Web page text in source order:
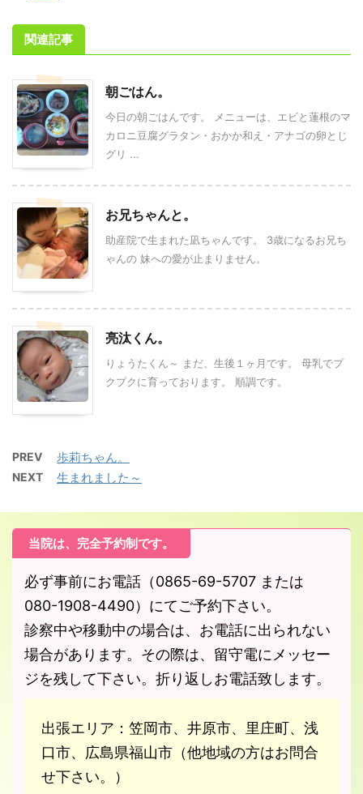
関連記事
朝ごはん。
今日の朝ごはんです。 メニューは、エビと蓮根のマ
カロニ豆腐グラタン・おかか和え・アナゴの卵とじ
グリ ...
お兄ちゃんと。
助産院で生まれた凪ちゃんです。 3歳になるお兄ち
ゃんの 妹への愛が止まりません。
亮汰くん。
りょうたくん～ まだ、生後１ヶ月です。 母乳でプ
クプクに育っております。 順調です。
PREV 歩莉ちゃん。
NEXT 生まれました～
当院は、完全予約制です。
必ず事前にお電話（0865-69-5707 または
080-1908-4490）にてご予約下さい。
診察中や移動中の場合は、お電話に出られない
場合があります。その際は、留守電にメッセー
ジを残して下さい。折り返しお電話致します。
出張エリア：笠岡市、井原市、里庄町、浅
口市、広島県福山市（他地域の方はお問合
せ下さい。）